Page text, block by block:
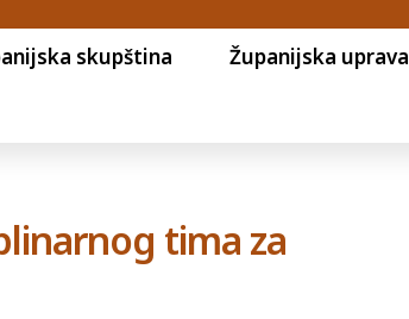
skupština Županijska uprava
tima za